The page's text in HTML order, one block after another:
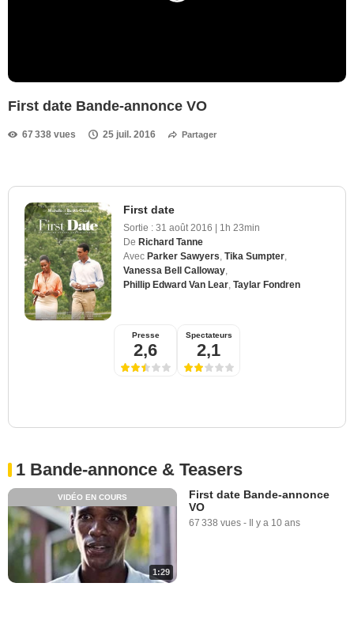
First date Bande-annonce VO
67 338 vues 25 juil. 2016 Partager
First date
Sortie : 31 août 2016 | 1h 23min
De Richard Tanne
Avec Parker Sawyers Tika Sumpter
Vanessa Bell Calloway
Phillip Edward Van Lear Taylar Fondren
Presse
2,6
Spectateurs
2,1
1 Bande-annonce & Teasers
1:29
VIDÉO EN COURS
First date Bande-annonce
VO
67 338 vues - Il y a 10 ans